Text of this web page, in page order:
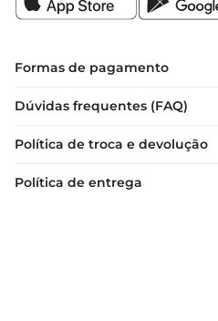
Formas de pagamento
Dúvidas frequentes (FAQ)
Política de troca e devolução
Política de entrega